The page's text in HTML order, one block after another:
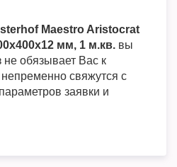
Maestro Aristocrat
мм, 1 м.кв. вы
не обязывает Вас к
свяжутся с
заявки и